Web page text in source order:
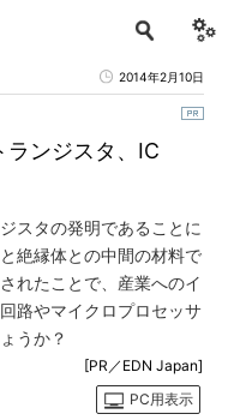
2014年2月10日
ンジスタ、IC
スタの発明であることに
絶縁体との中間の材料で
れたことで、産業へのイ
路やマイクロプロセッサ
うか？
[PR／EDN Japan]
PC用表示